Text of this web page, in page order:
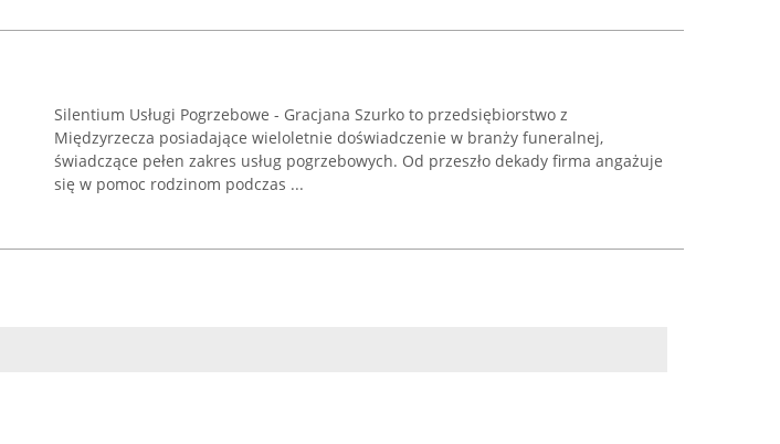
Silentium Usługi Pogrzebowe - Gracjana Szurko to przedsiębiorstwo z
Międzyrzecza posiadające wieloletnie doświadczenie w branży funeralnej,
świadczące pełen zakres usług pogrzebowych. Od przeszło dekady firma angażuje
się w pomoc rodzinom podczas ...